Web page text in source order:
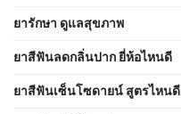
ยารักษา ดูแลสุขภาพ
ยาสีฟันลดกลิ่นปาก ยี่ห้อไหนดี
ยาสีฟันเซ็นโซดายน์ สูตรไหนดี